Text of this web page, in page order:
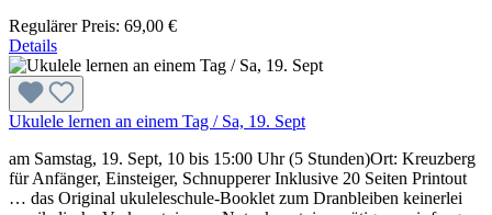
Regulärer Preis: 69,00 €
Details
Ukulele lernen an einem Tag / Sa, 19. Sept
am Samstag, 19. Sept, 10 bis 15:00 Uhr (5 Stunden)Ort: Kreuzberg
für Anfänger, Einsteiger, Schnupperer Inklusive 20 Seiten Printout
… das Original ukuleleschule-Booklet zum Dranbleiben keinerlei